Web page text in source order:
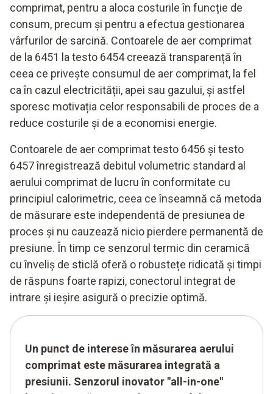
comprimat, pentru a aloca costurile în funcție de
consum, precum și pentru a efectua gestionarea
vârfurilor de sarcină. Contoarele de aer comprimat
de la 6451 la testo 6454 creează transparență în
ceea ce privește consumul de aer comprimat, la fel
ca în cazul electricității, apei sau gazului, și astfel
sporesc motivația celor responsabili de proces de a
reduce costurile și de a economisi energie.
Contoarele de aer comprimat testo 6456 și testo
6457 înregistrează debitul volumetric standard al
aerului comprimat de lucru în conformitate cu
principiul calorimetric, ceea ce înseamnă că metoda
de măsurare este independentă de presiunea de
proces și nu cauzează nicio pierdere permanentă de
presiune. În timp ce senzorul termic din ceramică
cu înveliș de sticlă oferă o robustețe ridicată și timpi
de răspuns foarte rapizi, conectorul integrat de
intrare și ieșire asigură o precizie optimă.
Un punct de interese în măsurarea aerului
comprimat este măsurarea integrată a
presiunii. Senzorul inovator "all-in-one"